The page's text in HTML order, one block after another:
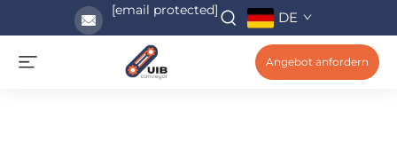
[email protected] DE
Angebot anfordern